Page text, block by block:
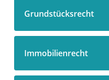
Grundstücksrecht
Immobilienrecht